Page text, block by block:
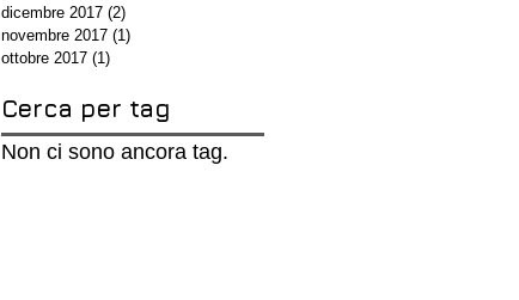
dicembre 2017 (2)
novembre 2017 (1)
ottobre 2017 (1)
Cerca per tag
Non ci sono ancora tag.